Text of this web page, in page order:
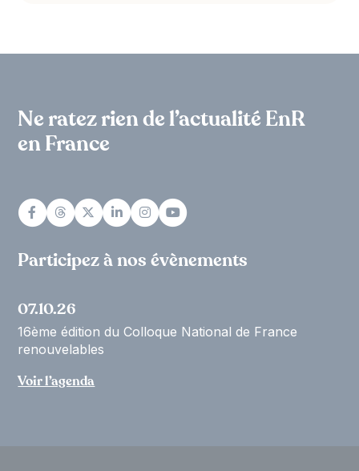
Ne ratez rien de l’actualité EnR
en France
Participez à nos évènements
07.10.26
16ème édition du Colloque National de France
renouvelables
Voir l’agenda